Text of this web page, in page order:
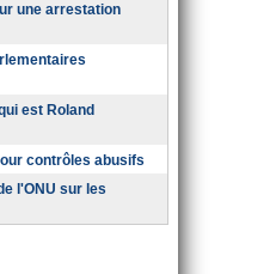
une arrestation
est Roland
contrôles abusifs
l'ONU sur les